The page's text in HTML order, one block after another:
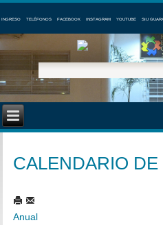
INGRESO TELÉFONOS FACEBOOK INSTAGRAM YOUTUBE SIU
CALENDARIO
Anual